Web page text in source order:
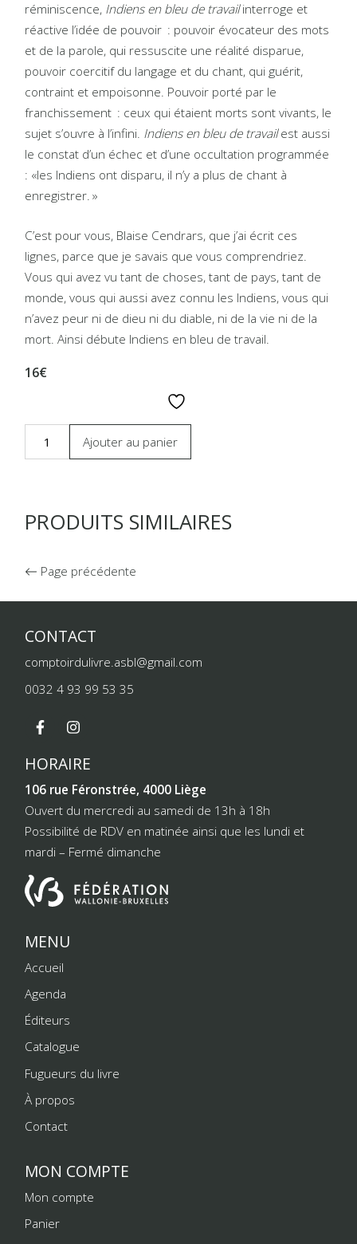
réminiscence, Indiens en bleu de travailinterroge et
réactive l’idée de pouvoir : pouvoir évocateur des mots
et de la parole, qui ressuscite une réalité disparue,
pouvoir coercitif du langage et du chant, qui guérit,
contraint et empoisonne. Pouvoir porté par le
franchissement : ceux qui étaient morts sont vivants, le
sujet s’ouvre à l’infini. Indiens en bleu de travailest aussi
le constat d’un échec et d’une occultation programmée
: «les Indiens ont disparu, il n’y a plus de chant à
enregistrer. »
C’est pour vous, Blaise Cendrars, que j’ai écrit ces
lignes, parce que je savais que vous comprendriez.
Vous qui avez vu tant de choses, tant de pays, tant de
monde, vous qui aussi avez connu les Indiens, vous qui
n’avez peur ni de dieu ni du diable, ni de la vie ni de la
mort. Ainsi débute Indiens en bleu de travail.
16€
Ajouter au panier
PRODUITS SIMILAIRES
Page précédente
CONTACT
comptoirdulivre.asbl@gmail.com
0032 4 93 99 53 35
HORAIRE
106 rue Féronstrée, 4000 Liège
Ouvert du mercredi au samedi de 13h à 18h
Possibilité de RDV en matinée ainsi que les lundi et
mardi – Fermé dimanche
MENU
Accueil
Agenda
Éditeurs
Catalogue
Fugueurs du livre
À propos
Contact
MON COMPTE
Mon compte
Panier